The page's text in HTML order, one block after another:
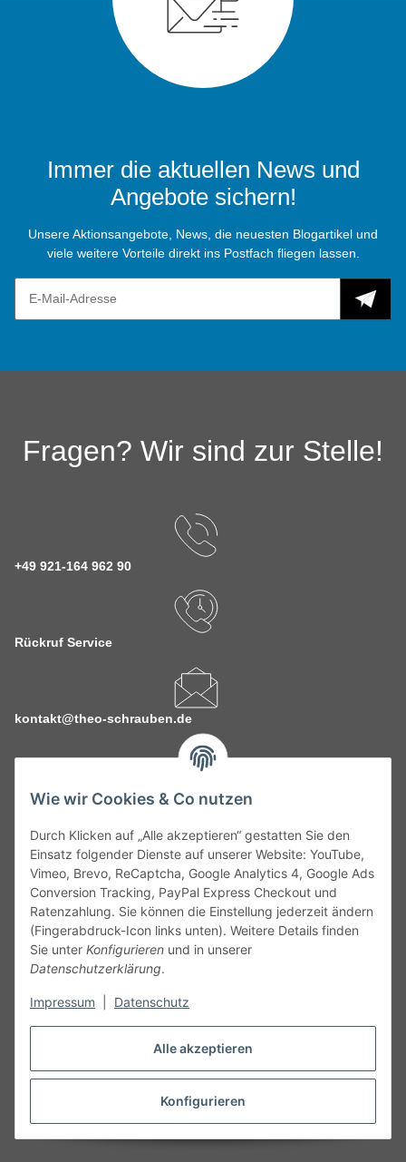
Alle akzeptieren
Konfigurieren
Wie wir Cookies & Co nutzen
Durch Klicken auf „Alle akzeptieren“ gestatten Sie den
Einsatz folgender Dienste auf unserer Website: YouTube,
Vimeo, Brevo, ReCaptcha, Google Analytics 4, Google Ads
Conversion Tracking, PayPal Express Checkout und
Ratenzahlung. Sie können die Einstellung jederzeit ändern
(Fingerabdruck-Icon links unten). Weitere Details finden
Sie unter Konfigurieren und in unserer
Datenschutzerklärung.
Impressum Datenschutz
Immer die aktuellen News und
Angebote sichern!
Unsere Aktionsangebote, News, die neuesten Blogartikel und
viele weitere Vorteile direkt ins Postfach fliegen lassen.
Fragen? Wir sind zur Stelle!
+49 921-164 962 90
Rückruf Service
kontakt@theo-schrauben.de
Service
Gesetzliche Informationen
Alle technischen Angaben ohne Gewähr. Irrtümer und fehlerhafte
Angaben vorbehalten. Wenn Sie Datenblätter oder spezielle
unseren Kundenservice. Abbildungen der Artikel können
Vertrag widerrufen